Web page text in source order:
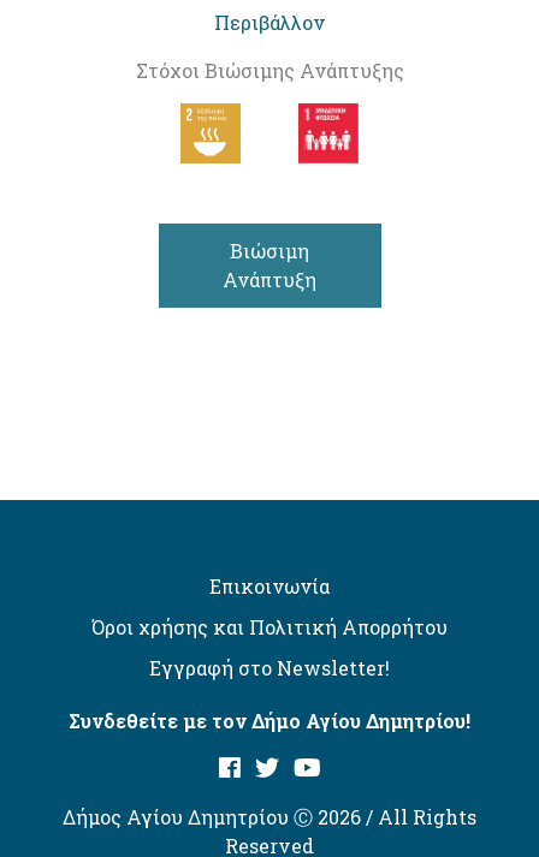
Περιβάλλον
Στόχοι Βιώσιμης Ανάπτυξης
Βιώσιμη
Ανάπτυξη
Επικοινωνία
Όροι χρήσης και Πολιτική Απορρήτου
Εγγραφή στο Newsletter!
Συνδεθείτε με τον Δήμο Αγίου Δημητρίου!
Δήμος Αγίου Δημητρίου Ⓒ 2026 / All Rights
Reserved